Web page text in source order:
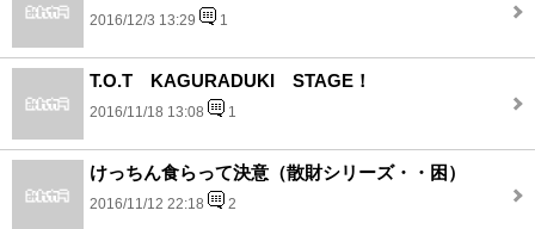
2016/12/3 13:29 1
T.O.T KAGURADUKI STAGE！
2016/11/18 13:08 1
けっちん食らって決意（散財シリーズ・・困）
2016/11/12 22:18 2